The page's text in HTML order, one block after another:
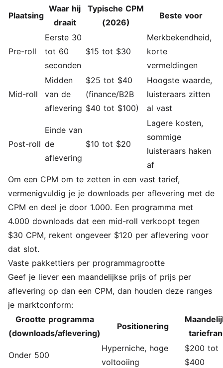
Plaatsing
Waar hij
draait
Typische CPM
(2026)
Beste voor
Pre-roll
Eerste 30
tot 60
seconden
$15 tot $30
Merkbekendheid,
korte
vermeldingen
Mid-roll
Midden
van de
aflevering
$25 tot $40
(finance/B2B
$40 tot $100)
Hoogste waarde,
luisteraars zitten
al vast
Post-roll
Einde van
de
aflevering
$10 tot $20
Lagere kosten,
sommige
luisteraars haken
af
Om een CPM om te zetten in een vast tarief,
vermenigvuldig je je downloads per aflevering met de
CPM en deel je door 1.000. Een programma met
4.000 downloads dat een mid-roll verkoopt tegen
$30 CPM, rekent ongeveer $120 per aflevering voor
dat slot.
Vaste pakkettiers per programmagrootte
Geef je liever een maandelijkse prijs of prijs per
aflevering op dan een CPM, dan houden deze ranges
je marktconform:
Grootte programma
(downloads/aflevering)
Positionering
Onder 500
Hyperniche, hoge
voltooiing
$200 tot
$400